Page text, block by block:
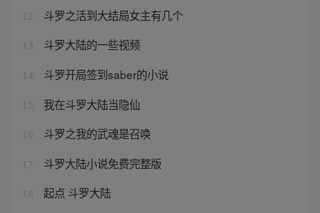
12 斗罗之活到大结局女主有几个
13 斗罗大陆的一些视频
14 斗罗开局签到saber的小说
15 我在斗罗大陆当隐仙
16 斗罗之我的武魂是召唤
17 斗罗大陆小说免费完整版
18 起点 斗罗大陆